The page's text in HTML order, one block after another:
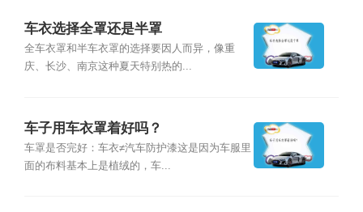
车衣选择全罩还是半罩
全车衣罩和半车衣罩的选择要因人而异，像重
庆、长沙、南京这种夏天特别热的...
车子用车衣罩着好吗？
车罩是否完好：车衣≠汽车防护漆这是因为车服里
面的布料基本上是植绒的，车...